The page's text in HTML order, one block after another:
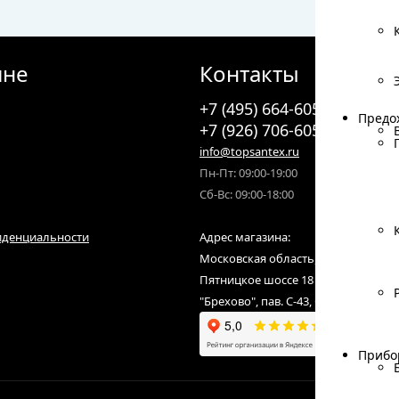
Контакты
+7 (495) 664-6055
+7 (926) 706-6055
info@topsantex.ru
Пн-Пт: 09:00-19:00
Сб-Вс: 09:00-18:00
Адрес магазина:
Московская область, городской
Пятницкое шоссе 18 км от
"Брехово", пав. С-43, С-07